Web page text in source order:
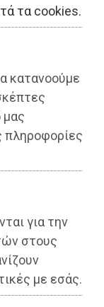
τα cookies.
κατανοούμε
μας
πληροφορίες
για την
στους
με εσάς.